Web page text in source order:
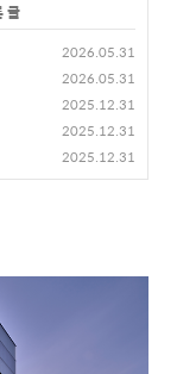
글
2026.05.31
2026.05.31
2025.12.31
2025.12.31
2025.12.31